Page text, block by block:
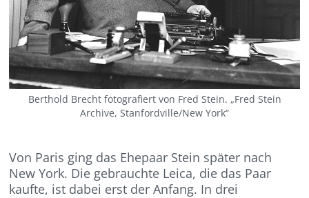
Berthold Brecht fotografiert von Fred Stein. „Fred Stein
Archive, Stanfordville/New York“
Von Paris ging das Ehepaar Stein später nach
New York. Die gebrauchte Leica, die das Paar
kaufte, ist dabei erst der Anfang. In drei